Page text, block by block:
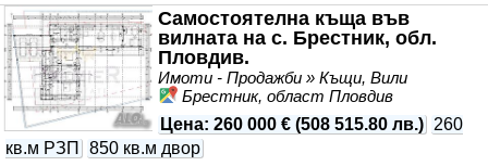
организиране на оглед се свържете с нас.
Самостоятелна къща във
вилната на с. Брестник, обл.
Пловдив.
Имоти - Продажби » Къщи, Вили
Брестник, област Пловдив
Цена: 260 000 € (508 515.80 лв.) 260
кв.м РЗП
850 кв.м двор